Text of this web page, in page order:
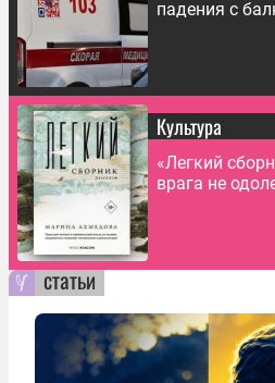
падения с
Культура
«Легкий
врага не
статьи